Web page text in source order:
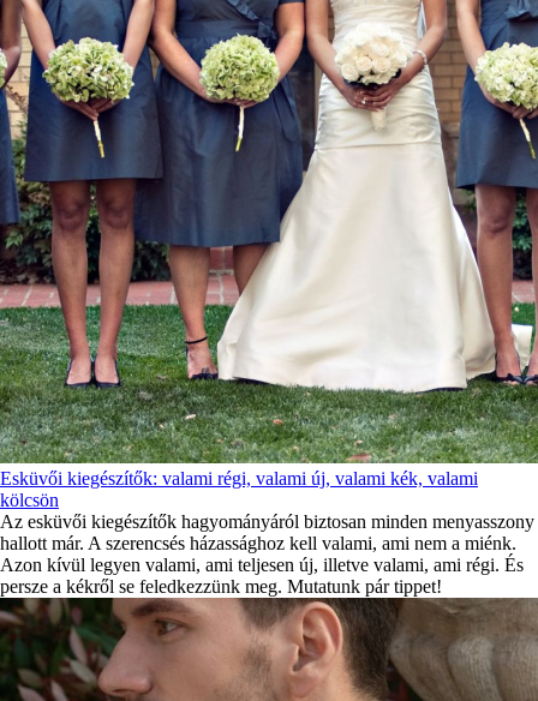
Esküvői kiegészítők: valami régi, valami új, valami kék, valami
kölcsön
Az esküvői kiegészítők hagyományáról biztosan minden menyasszony
hallott már. A szerencsés házassághoz kell valami, ami nem a miénk.
Azon kívül legyen valami, ami teljesen új, illetve valami, ami régi. És
persze a kékről se feledkezzünk meg. Mutatunk pár tippet!